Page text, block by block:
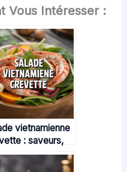
Vous Intéresser :
vietnamienne
: saveurs,
et recettes